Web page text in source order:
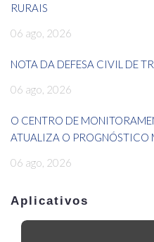
RURAIS
06 ago, 2026
NOTA DA DEFESA CIVIL DE
06 ago, 2026
O CENTRO DE
ATUALIZA O PROGNÓSTICO
06 ago, 2026
Aplicativos